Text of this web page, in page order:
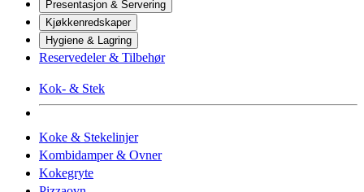
Presentasjon & Servering
Kjøkkenredskaper
Hygiene & Lagring
Reservedeler & Tilbehør
Kok- & Stek
Koke & Stekelinjer
Kombidamper & Ovner
Kokegryte